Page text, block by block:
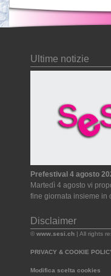
Ultime notizie
Prefestival 4 agosto
Martedì 4 agosto vi
fine giornata insieme in
Disclaimer
© www.sesi.ch | All rights
PRIVACY & COOKIE
Modifica scelta cookies